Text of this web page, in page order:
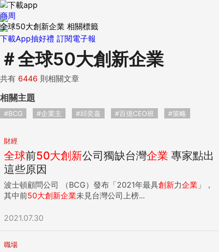
下載App抽好禮 訂閱電子報
商周
全球50大創新企業 相關標籤
＃全球50大創新企業
共有 6446 則相關文章
相關主題
#BCG #企業主 #邱奕嘉 #百億CEO班 #策略
財經
全球前50大創新公司獨缺台灣企業 專家點出
這些原因
波士頓顧問公司 （BCG）發布「2021年最具創新力企業 」，
其中前50大創新企業未見台灣公司上榜...
2021.07.30
職場